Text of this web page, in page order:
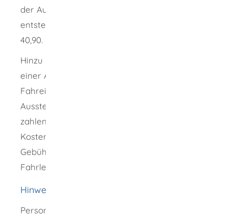
der Ausstellung des Fahrlehrerscheins
entstehen jeweils Gebühren in Höhe von EUR
40,90.
Hinzu kommen Gebühren für die Einholung
einer Auskunft aus dem
Fahreignungsregister (EUR 3,30), die
Ausstellung des Führungszeugnisses (zu
zahlen auf dem Rathaus am Wohnsitz), die
Kosten der Fahrlehrerausbildung sowie die
Gebühren für die Prüfungen im Rahmen der
Fahrlehrerausbildung.
Hinweise
Personen, die bereits über eine